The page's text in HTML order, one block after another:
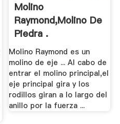
Molino
Raymond,Molino De
Piedra .
Molino Raymond es un
molino de eje ... Al cabo de
entrar el molino principal,el
eje principal gira y los
rodillos giran a lo largo del
anillo por la fuerza ...